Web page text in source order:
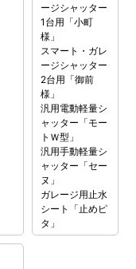
ージシャッター
1台用「小町
様」
スマート・ガレ
ージシャッター
2台用「御前
様」
汎用電動軽量シ
ャッター「モー
トＷ型」
汎用手動軽量シ
ャッター「セー
ヌ」
ガレージ用止水
シート「止めピ
タ」